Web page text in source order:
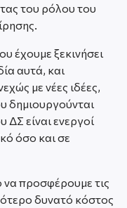
του ρόλου του
έχουμε ξεκινήσει
αυτά, και
με νέες ιδέες,
δημιουργούνται
είναι ενεργοί
όσο και σε
να προσφέρουμε τις
δυνατό κόστος